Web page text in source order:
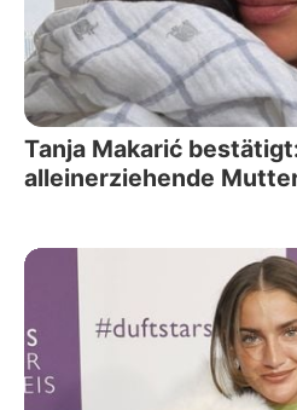
Tanja Makarić
alleinerziehende